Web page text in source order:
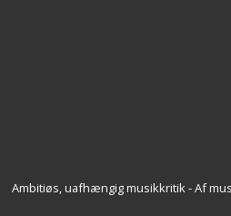
Ambitiøs, uafhængig musikkritik - Af